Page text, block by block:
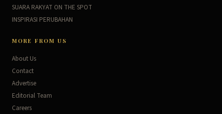
SUARA RAKYAT ON THE SPOT
INSPIRASI PERUBAHAN
MORE FROM US
About Us
Contact
Advertise
Editorial Team
Careers